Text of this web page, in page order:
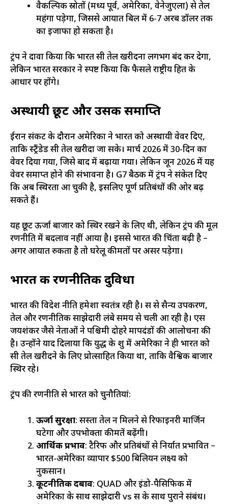
वैकल्पिक स्रोतों (मध्य पूर्व, अमेरिका, वेनेजुएला) से तेल
महंगा पड़ेगा, जिससे आयात बिल में 6-7 अरब डॉलर तक
का इजाफा हो सकता है।
ट्रंप ने दावा किया कि भारत रूसी तेल खरीदना लगभग बंद कर देगा,
लेकिन भारत सरकार ने स्पष्ट किया कि फैसले राष्ट्रीय हित के
आधार पर होंगे।
अस्थायी छूट और उसकी समाप्ति
ईरान संकट के दौरान अमेरिका ने भारत को अस्थायी वेवर दिए,
ताकि स्ट्रैंडेड रूसी तेल खरीदा जा सके। मार्च 2026 में 30-दिन का
वेवर दिया गया, जिसे बाद में बढ़ाया गया। लेकिन जून 2026 में यह
वेवर समाप्त होने की संभावना है। G7 बैठक में ट्रंप ने संकेत दिए
कि अब स्थिरता आ चुकी है, इसलिए पूर्ण प्रतिबंधों की ओर बढ़
सकते हैं।
यह छूट ऊर्जा बाजार को स्थिर रखने के लिए थी, लेकिन ट्रंप की मूल
रणनीति में बदलाव नहीं आया है। इससे भारत की चिंता बढ़ी है –
अगर आयात रुकता है तो घरेलू कीमतों पर असर पड़ेगा।
भारत की रणनीतिक दुविधा
भारत की विदेश नीति हमेशा स्वतंत्र रही है। रूस से सैन्य उपकरण,
तेल और रणनीतिक साझेदारी लंबे समय से चली आ रही है। एस
जयशंकर जैसे नेताओं ने पश्चिमी दोहरे मापदंडों की आलोचना की
है। उन्होंने याद दिलाया कि युद्ध के शुरू में अमेरिका ने ही भारत को
रूसी तेल खरीदने के लिए प्रोत्साहित किया था, ताकि वैश्विक बाजार
स्थिर रहे।
ट्रंप की रणनीति से भारत को चुनौतियां:
ऊर्जा सुरक्षा: सस्ता तेल न मिलने से रिफाइनरी मार्जिन
घटेगा और उपभोक्ता कीमतें बढ़ेंगी।
आर्थिक प्रभाव: टैरिफ और प्रतिबंधों से निर्यात प्रभावित –
भारत-अमेरिका व्यापार $500 बिलियन लक्ष्य को
नुकसान।
कूटनीतिक दबाव: QUAD और इंडो-पैसिफिक में
अमेरिका के साथ साझेदारी vs रूस के साथ पुराने संबंध।